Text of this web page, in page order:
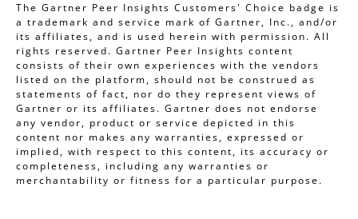
The Gartner Peer Insights Customers' Choice badge is
a trademark and service mark of Gartner, Inc., and/or
its affiliates, and is used herein with permission. All
rights reserved. Gartner Peer Insights content
consists of their own experiences with the vendors
listed on the platform, should not be construed as
statements of fact, nor do they represent views of
Gartner or its affiliates. Gartner does not endorse
any vendor, product or service depicted in this
content nor makes any warranties, expressed or
implied, with respect to this content, its accuracy or
completeness, including any warranties or
merchantability or fitness for a particular purpose.